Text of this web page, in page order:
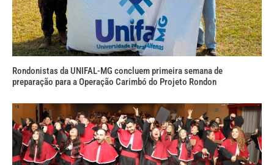
Rondonistas da UNIFAL-MG concluem primeira semana de
preparação para a Operação Carimbó do Projeto Rondon